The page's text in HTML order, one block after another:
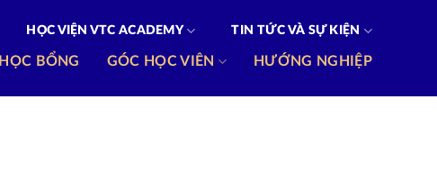
HỌC VIỆN VTC ACADEMY TIN TỨC VÀ SỰ KIỆN
HỌC BỔNG GÓC HỌC VIÊN HƯỚNG NGHIỆP